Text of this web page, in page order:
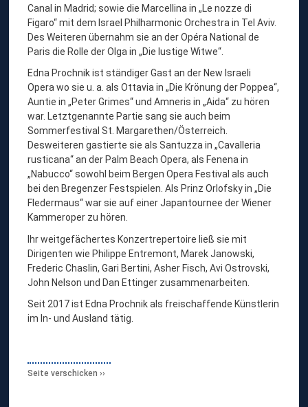
Canal in Madrid; sowie die Marcellina in „Le nozze di
Figaro“ mit dem Israel Philharmonic Orchestra in Tel Aviv.
Des Weiteren übernahm sie an der Opéra National de
Paris die Rolle der Olga in „Die lustige Witwe“.
Edna Prochnik ist ständiger Gast an der New Israeli
Opera wo sie u. a. als Ottavia in „Die Krönung der Poppea“,
Auntie in „Peter Grimes“ und Amneris in „Aida“ zu hören
war. Letztgenannte Partie sang sie auch beim
Sommerfestival St. Margarethen/Österreich.
Desweiteren gastierte sie als Santuzza in „Cavalleria
rusticana“ an der Palm Beach Opera, als Fenena in
„Nabucco“ sowohl beim Bergen Opera Festival als auch
bei den Bregenzer Festspielen. Als Prinz Orlofsky in „Die
Fledermaus“ war sie auf einer Japantournee der Wiener
Kammeroper zu hören.
Ihr weitgefächertes Konzertrepertoire ließ sie mit
Dirigenten wie Philippe Entremont, Marek Janowski,
Frederic Chaslin, Gari Bertini, Asher Fisch, Avi Ostrovski,
John Nelson und Dan Ettinger zusammenarbeiten.
Seit 2017 ist Edna Prochnik als freischaffende Künstlerin
im In- und Ausland tätig.
Seite verschicken